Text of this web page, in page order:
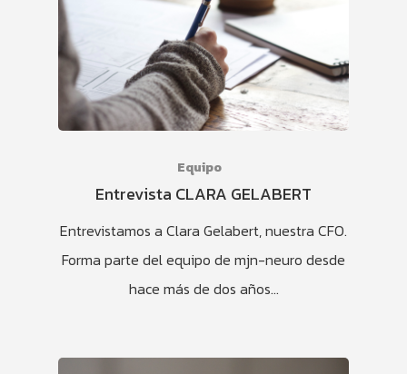
Equipo
Entrevista CLARA GELABERT
Entrevistamos a Clara Gelabert, nuestra CFO.
Forma parte del equipo de mjn-neuro desde
hace más de dos años…
DREAMER
TODO
GUERREROS
EPILEPSIA
EQUIPO
COLABORACIONES
EPILEPSIA
ALZHEIMER
PRENSA
EQUIPO
CONTÁCTANOS